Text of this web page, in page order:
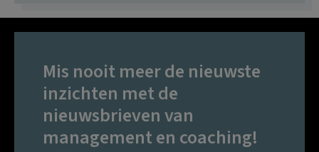
Mis nooit meer de nieuwste
inzichten met de
nieuwsbrieven van
management en coaching!